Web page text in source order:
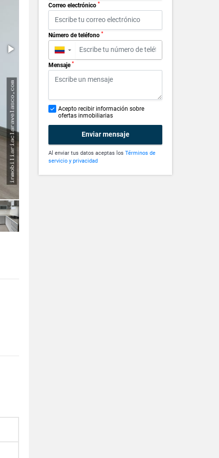
Correo electrónico *
Número de teléfono *
▼
Mensaje *
Acepto recibir información sobre
ofertas inmobiliarias
Enviar mensaje
Al enviar tus datos aceptas los Términos de
servicio y privacidad